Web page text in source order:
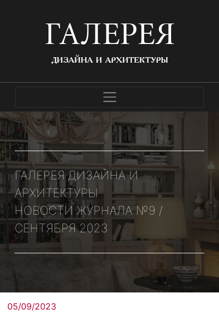
ГАЛЕРЕЯ
ДИЗАЙНА И АРХИТЕКТУРЫ
ГАЛЕРЕЯ ДИЗАЙНА И
АРХИТЕКТУРЫ
НОВОСТИ ЖУРНАЛА №9 /
СЕНТЯБРЯ 2023
05/09/2023